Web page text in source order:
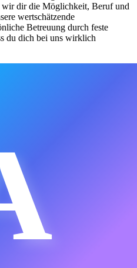
dir die Möglichkeit, Beruf und
wertschätzende
Betreuung durch feste
du dich bei uns wirklich